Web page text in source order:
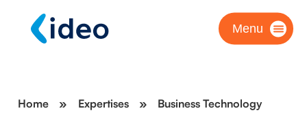
Menu
Home » Expertises » Business Technology